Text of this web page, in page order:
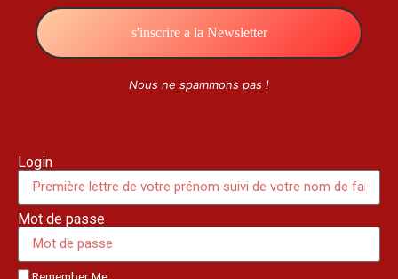
Nous ne spammons pas !
Login
Mot de passe
Remember Me